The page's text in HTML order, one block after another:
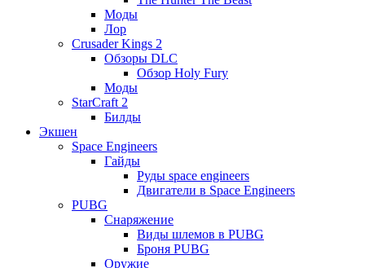
Моды
Лор
Crusader Kings 2
Обзоры DLC
Обзор Holy Fury
Моды
StarCraft 2
Билды
Экшен
Space Engineers
Гайды
Руды space engineers
Двигатели в Space Engineers
PUBG
Снаряжение
Виды шлемов в PUBG
Броня PUBG
Оружие